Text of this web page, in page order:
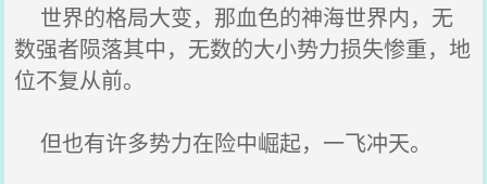
世界的格局大变，那血色的神海世界内，无
数强者陨落其中，无数的大小势力损失惨重，地
位不复从前。
但也有许多势力在险中崛起，一飞冲天。